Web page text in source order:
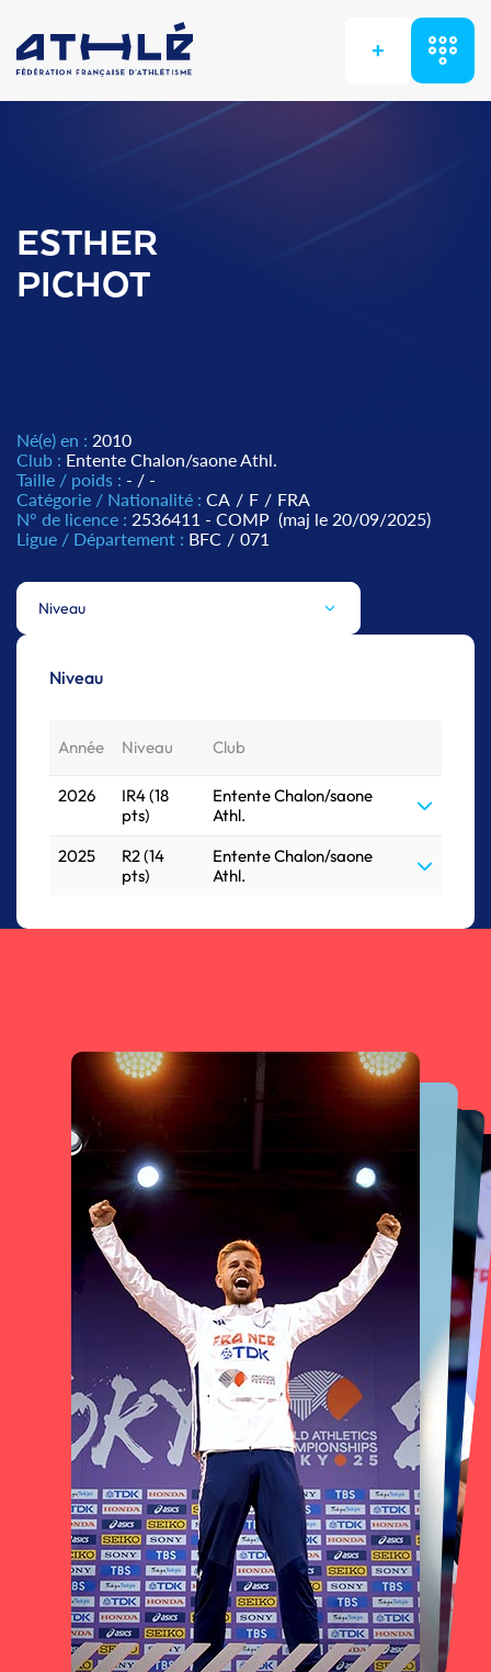
+
ESTHER
PICHOT
Né(e) en : 2010
Club : Entente Chalon/saone Athl.
Taille / poids : - / -
Catégorie / Nationalité : CA / F / FRA
N° de licence : 2536411 - COMP (maj le 20/09/2025)
Ligue / Département : BFC / 071
Niveau
Niveau
Année Niveau Club
2026
IR4 (18
pts)
Entente Chalon/saone
Athl.
2025
R2 (14
pts)
Entente Chalon/saone
Athl.